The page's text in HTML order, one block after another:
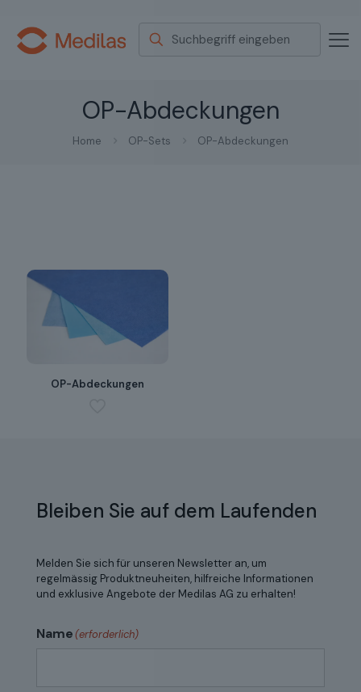
OP-Abdeckungen
Home OP-Sets OP-Abdeckungen
OP-Abdeckungen
Bleiben Sie auf dem Laufenden
Melden Sie sich für unseren Newsletter an, um
regelmässig Produktneuheiten, hilfreiche Informationen
und exklusive Angebote der Medilas AG zu erhalten!
Name(erforderlich)